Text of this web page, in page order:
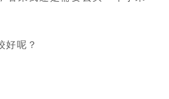
好呢？